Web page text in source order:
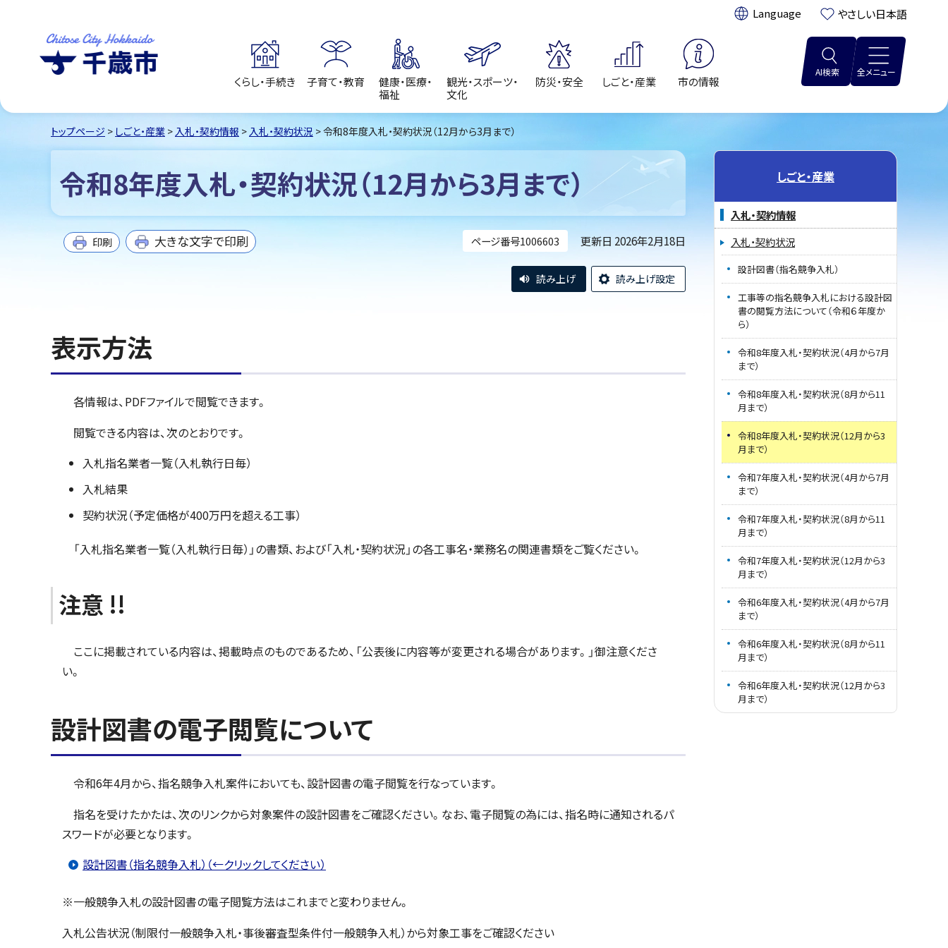
翻訳: やさしい日本語
くらし・手続き 子育て・教育
健康・医療・
福祉
観光・スポーツ・
文化
防災・安全 しごと・産業 市の情報
AI検索 全メニュー
トップページ > しごと・産業 >入札・契約情報 >入札・契約状況 > 令和8年度入札・契約状況（12月から3月まで）
令和8年度入札・契約状況（12月から3月まで）
ページ番号1006603 更新日 2026年2月18日
印刷 大きな文字で印刷
読み上げ 読み上げ設定
表示方法
各情報は、PDFファイルで閲覧できます。
閲覧できる内容は、次のとおりです。
入札指名業者一覧（入札執行日毎）
入札結果
契約状況（予定価格が400万円を超える工事）
「入札指名業者一覧（入札執行日毎）」の書類、および「入札・契約状況」の各工事名・業務名の関連書類をご覧ください。
注意 !!
ここに掲載されている内容は、掲載時点のものであるため、「公表後に内容等が変更される場合があります。」御注意くださ
い。
設計図書の電子閲覧について
令和6年4月から、指名競争入札案件においても、設計図書の電子閲覧を行なっています。
指名を受けたかたは、次のリンクから対象案件の設計図書をご確認ください。なお、電子閲覧の為には、指名時に通知されるパ
スワードが必要となります。
設計図書（指名競争入札）（←クリックしてください）
※一般競争入札の設計図書の電子閲覧方法はこれまでと変わりません。
入札公告状況（制限付一般競争入札・事後審査型条件付一般競争入札）から対象工事をご確認ください
しごと・産業
入札・契約情報
入札・契約状況
設計図書（指名競争入札）
工事等の指名競争入札における設計図
書の閲覧方法について（令和６年度か
ら）
令和8年度入札・契約状況（4月から7月
まで）
令和8年度入札・契約状況（8月から11
月まで）
令和8年度入札・契約状況（12月から3
月まで）
令和7年度入札・契約状況（4月から7月
まで）
令和7年度入札・契約状況（8月から11
月まで）
令和7年度入札・契約状況（12月から3
月まで）
令和6年度入札・契約状況（4月から7月
まで）
令和6年度入札・契約状況（8月から11
月まで）
令和6年度入札・契約状況（12月から3
月まで）